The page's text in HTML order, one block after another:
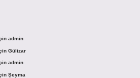
admin
Gülizar
admin
Şeyma